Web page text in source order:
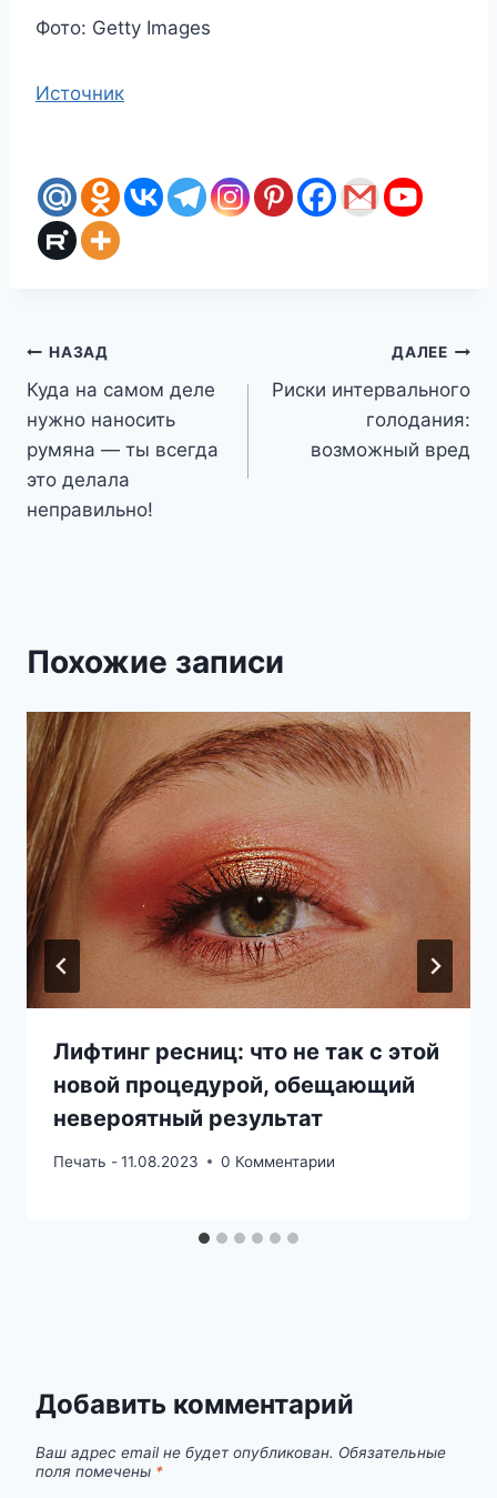
Фото: Getty Images
Источник
Навигация
по
записям
НАЗАД
Куда на самом деле
нужно наносить
румяна — ты всегда
это делала
неправильно!
ДАЛЕЕ
Риски интервального
голодания:
возможный вред
Похожие записи
Лифтинг ресниц: что не так с этой
новой процедурой, обещающий
невероятный результат
Печать -11.08.2023 0 Комментарии
Добавить комментарий
Ваш адрес email не будет опубликован. Обязательные
поля помечены *